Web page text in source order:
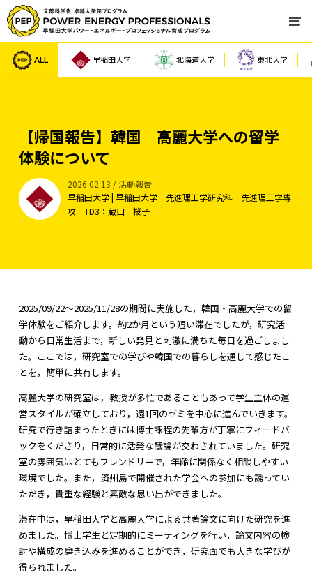
ALL 早稲田大学 北海道大学 東北大学
【帰国報告】韓国 高麗大学への留学
体験について
2026.02.13 / 活動報告
早稲田大学 | 早稲田大学 先進理工学研究科 先進理工学専
攻 TD3：蔵口 桜子
2025/09/22〜2025/11/28の期間に実施した，韓国・高麗大学での留
学体験をご紹介します。約2か月という短い滞在でしたが，研究活
動から日常生活まで，新しい発見と刺激に満ちた毎日を過ごしまし
た。ここでは，研究室での学びや韓国での暮らしを通して感じたこ
とを，簡単に共有します。
高麗大学の研究室は，教授が多忙であることもあって学生主体の運
営スタイルが確立しており，週1回のゼミを中心に進んでいきます。
研究で行き詰まったときには博士課程の先輩方が丁寧にフィードバ
ックをくださり，日常的に活発な議論が交わされていました。研究
室の雰囲気はとてもフレンドリーで，年齢に関係なく相談しやすい
環境でした。また，済州島で開催された学会への参加にも誘ってい
ただき，貴重な経験と素敵な思い出ができました。
滞在中は，早稲田大学と高麗大学による共著論文に向けた研究を進
めました。博士学生と定期的にミーティングを行い，論文内容の検
討や構成の磨き込みを進めることができ，研究面でも大きな学びが
得られました。